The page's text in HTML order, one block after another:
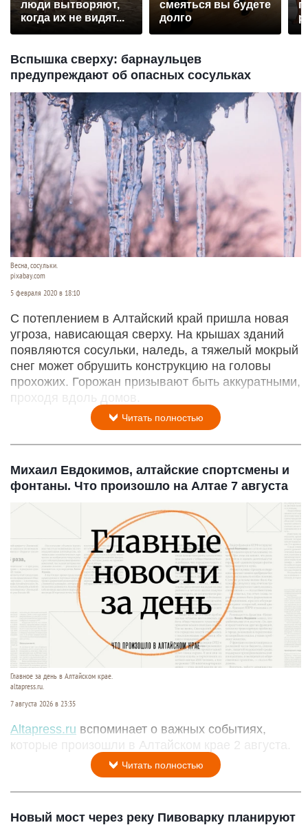
люди вытворяют,
когда их не видят...
смеяться вы будете
долго
Вспышка сверху: барнаульцев
предупреждают об опасных сосульках
Весна, сосульки.
pixabay.com
5 февраля 2020 в 18:10
С потеплением в Алтайский край пришла новая
угроза, нависающая сверху. На крышах зданий
появляются сосульки, наледь, а тяжелый мокрый
снег может обрушить конструкцию на головы
прохожих. Горожан призывают быть аккуратными,
проходя вдоль домов.
Читать полностью
Михаил Евдокимов, алтайские спортсмены и
фонтаны. Что произошло на Алтае 7 августа
Главное за день в Алтайском крае.
altapress.ru.
7 августа 2026 в 23:35
Altapress.ru вспоминает о важных событиях,
которые произошли в Алтайском крае 2 августа.
Читать полностью
Новый мост через реку Пивоварку планируют